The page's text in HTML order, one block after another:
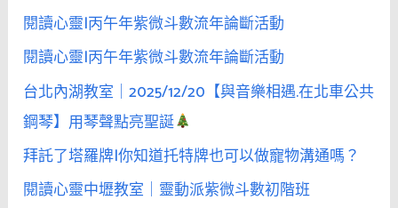
閱讀心靈|丙午年紫微斗數流年論斷活動
閱讀心靈|丙午年紫微斗數流年論斷活動
台北內湖教室｜2025/12/20【與音樂相遇.在北車公共
鋼琴】用琴聲點亮聖誕
拜託了塔羅牌|你知道托特牌也可以做寵物溝通嗎？
閱讀心靈中壢教室｜靈動派紫微斗數初階班